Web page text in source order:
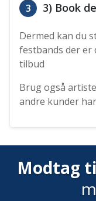
3 3) Book
Dermed kan du
festbands der er
tilbud
Brug også
andre kunder
Modtag